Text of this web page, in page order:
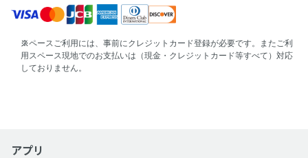
スペースご利用には、事前にクレジットカード登録が必要です。またご利
用スペース現地でのお支払いは（現金・クレジットカード等すべて）対応
しておりません。
「空箱byGMO」にお問い合わせ次第、遅延なく提供します。
電話番号
「空箱byGMO」にお問い合わせ次第、遅延なく提供します。
住所
アプリ